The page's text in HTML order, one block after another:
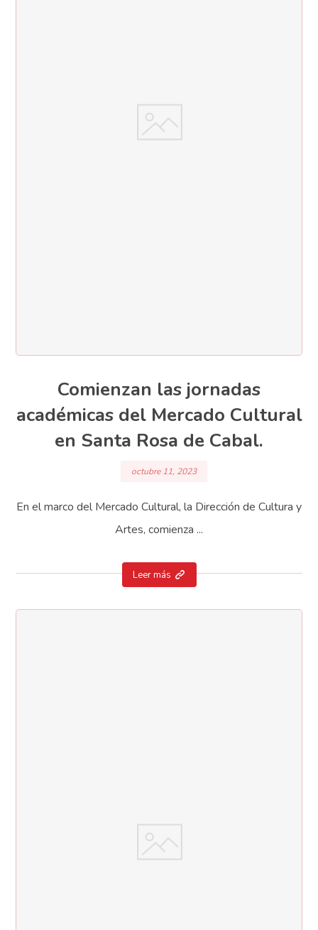
Comienzan las jornadas
académicas del Mercado Cultural
en Santa Rosa de Cabal.
octubre 11, 2023
En el marco del Mercado Cultural, la Dirección de Cultura y
Artes, comienza ...
Leer más